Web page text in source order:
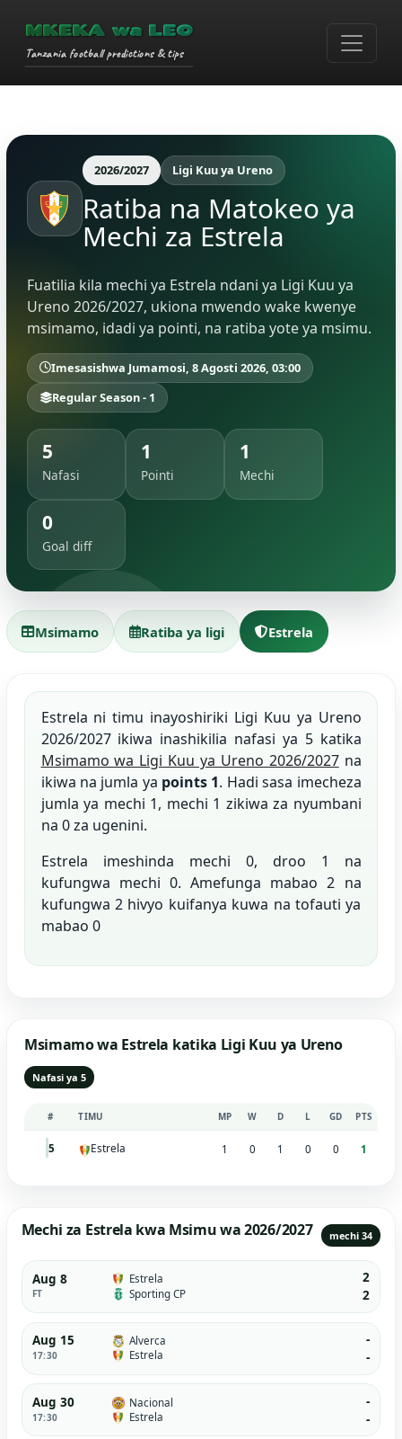
MKEKA wa LEO
Tanzania football predictions & tips
2026/2027 Ligi Kuu ya Ureno
Ratiba na Matokeo ya
Mechi za Estrela
Fuatilia kila mechi ya Estrela ndani ya Ligi Kuu ya
Ureno 2026/2027, ukiona mwendo wake kwenye
msimamo, idadi ya pointi, na ratiba yote ya msimu.
Imesasishwa Jumamosi, 8 Agosti 2026, 03:00
Regular Season - 1
5
Nafasi
1
Pointi
1
Mechi
0
Goal diff
Msimamo Ratiba ya ligi Estrela
Estrela ni timu inayoshiriki Ligi Kuu ya Ureno
2026/2027 ikiwa inashikilia nafasi ya 5 katika
Msimamo wa Ligi Kuu ya Ureno 2026/2027na
ikiwa na jumla ya points 1. Hadi sasa imecheza
jumla ya mechi 1, mechi 1 zikiwa za nyumbani
na 0 za ugenini.
Estrela imeshinda mechi 0, droo 1 na
kufungwa mechi 0. Amefunga mabao 2 na
kufungwa 2 hivyo kuifanya kuwa na tofauti ya
mabao 0
Msimamo wa Estrela katika Ligi Kuu ya Ureno
Nafasi ya 5
# TIMU MP W D L GD PTS
5 Estrela 1 0 1 0 0 1
Mechi za Estrela kwa Msimu wa 2026/2027 mechi 34
Aug 8
FT
Estrela
Sporting CP
2
2
Aug 15
17:30
Alverca
Estrela
-
-
Aug 30
17:30
Nacional
Estrela
-
-